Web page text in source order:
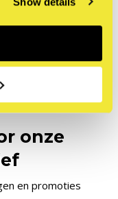
onze
en promoties